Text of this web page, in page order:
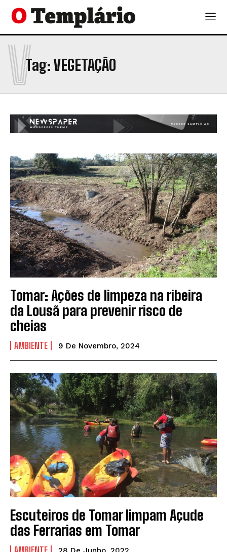
Tag:VEGETAÇÃO
V
Tomar: Ações de limpeza na ribeira
da Lousã para prevenir risco de
cheias
AMBIENTE 9 De Novembro, 2024
Escuteiros de Tomar limpam Açude
das Ferrarias em Tomar